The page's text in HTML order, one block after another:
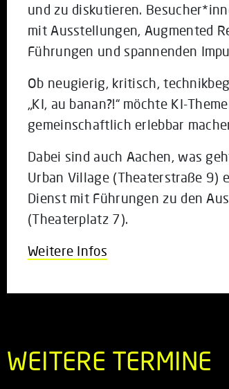
und zu diskutieren.
mit Ausstellungen, Augmented
Führungen und spannenden
Ob neugierig, kritisch,
„KI, au banan?!“ möchte KI-
gemeinschaftlich erlebbar
Dabei sind auch Aachen, was
Urban Village (Theaterstraße 9)
Dienst mit Führungen zu den
(Theaterplatz 7).
Weitere Infos
WEITERE TERMINE